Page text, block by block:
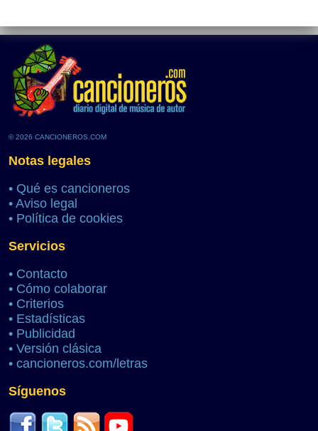
© 2026 CANCIONEROS.COM
Notas legales
• Qué es cancioneros
• Aviso legal
• Política de cookies
Servicios
• Contacto
• Cómo colaborar
• Criterios
• Estadísticas
• Publicidad
• Versión clásica
• cancioneros.com/letras
Síguenos